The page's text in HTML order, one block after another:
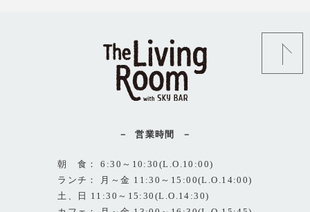
営業時間
朝 食： 6:30～10:30(L.O.10:00)
ランチ： 月～金 11:30～15:00(L.O.14:00)
土、日 11:30～15:30(L.O.14:30)